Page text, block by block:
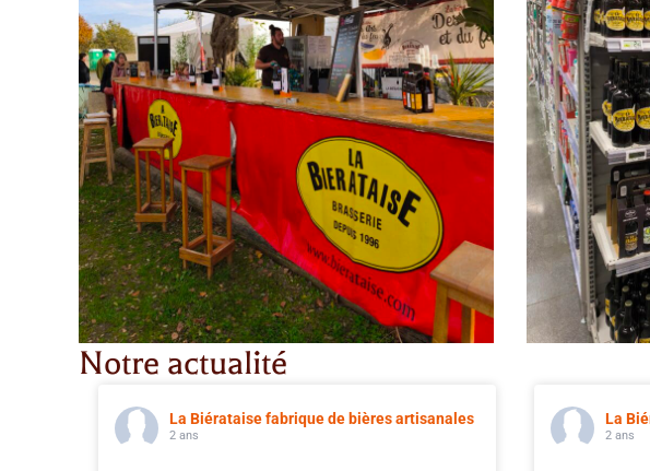
Notre actualité
La Biérataise fabrique de bières artisanales
2 ans
La
2 ans